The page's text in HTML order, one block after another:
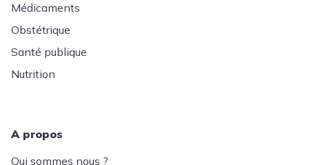
Médicaments
Obstétrique
Santé publique
Nutrition
A propos
Qui sommes nous ?